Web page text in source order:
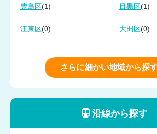
豊島区 (1) 目黒区 (1)
江東区 (0) 大田区 (0)
さらに細かい地域から探
沿線から探す